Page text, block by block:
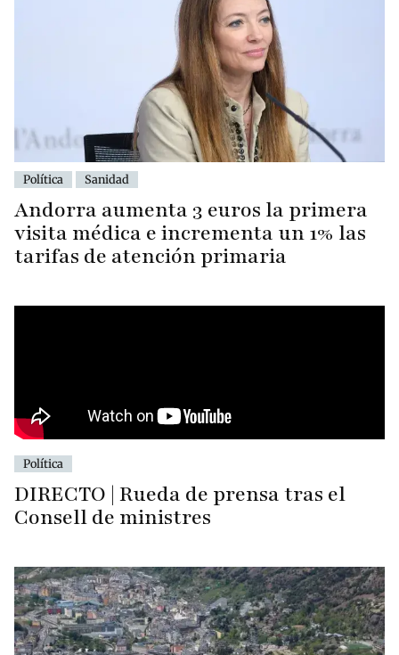
Política Sanidad
Andorra aumenta 3 euros la primera
visita médica e incrementa un 1% las
tarifas de atención primaria
Política
DIRECTO | Rueda de prensa tras el
Consell de ministres